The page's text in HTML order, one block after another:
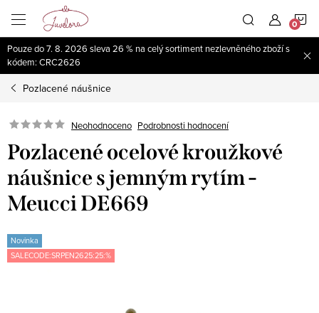
obsah
Pouze do 7. 8. 2026 sleva 26 % na celý sortiment nezlevněného zboží s
kódem: CRC2626
Pozlacené náušnice
Neohodnoceno Podrobnosti hodnocení
Pozlacené ocelové kroužkové
náušnice s jemným rytím -
Meucci DE669
Novinka
SALECODE:SRPEN2625:25:%